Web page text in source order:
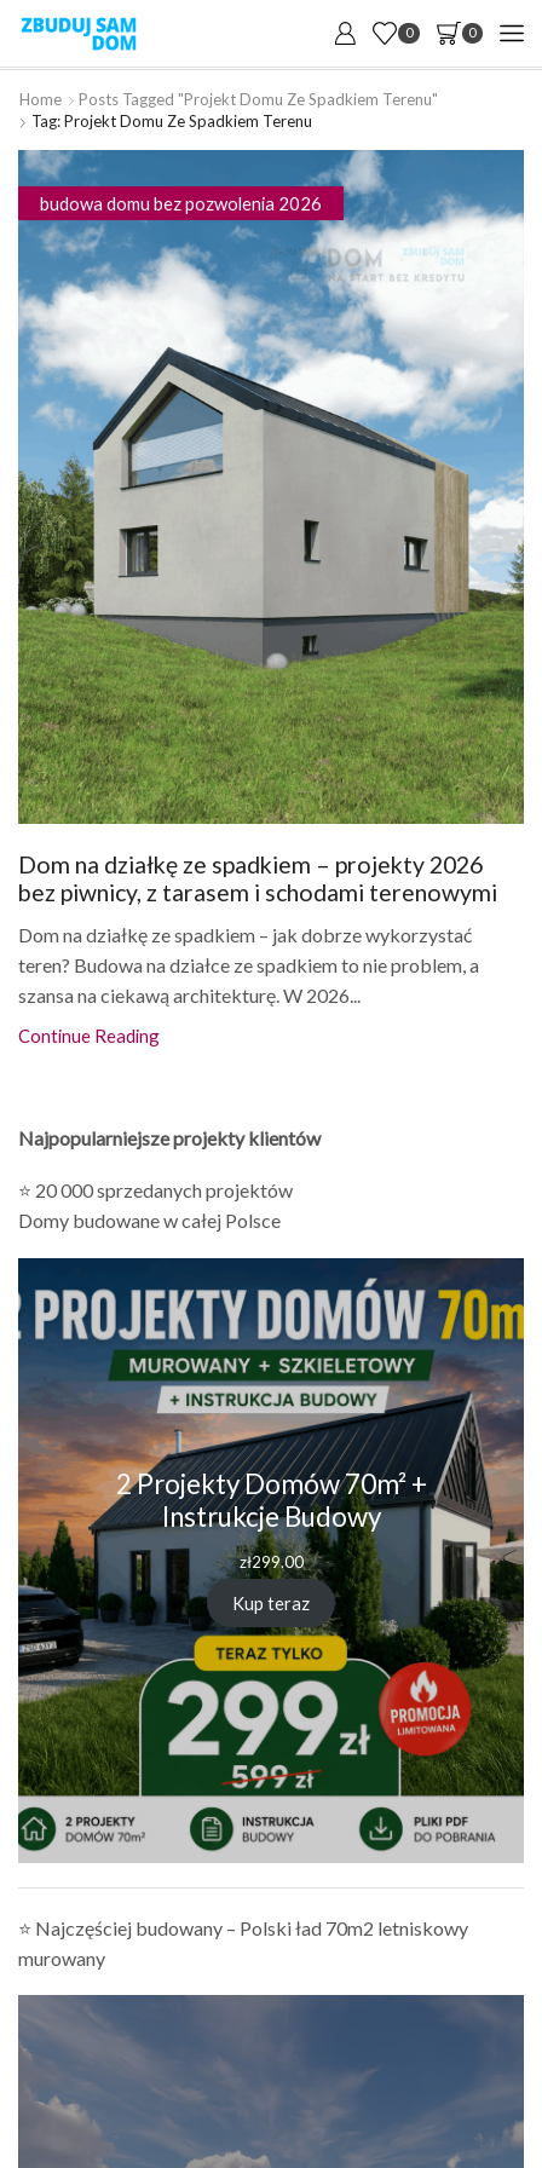
0 0
Home
Posts Tagged "projekt Domu Ze Spadkiem Terenu"
Tag: Projekt Domu Ze Spadkiem Terenu
budowa domu bez pozwolenia 2026
Dom na działkę ze spadkiem – projekty 2026
bez piwnicy, z tarasem i schodami terenowymi
Dom na działkę ze spadkiem – jak dobrze wykorzystać
teren? Budowa na działce ze spadkiem to nie problem, a
szansa na ciekawą architekturę. W 2026...
Continue Reading
Najpopularniejsze projekty klientów
⭐ 20 000 sprzedanych projektów
Domy budowane w całej Polsce
2 Projekty Domów 70m² +
Instrukcje Budowy
zł299.00
Kup teraz
⭐ Najczęściej budowany – Polski ład 70m2 letniskowy
murowany